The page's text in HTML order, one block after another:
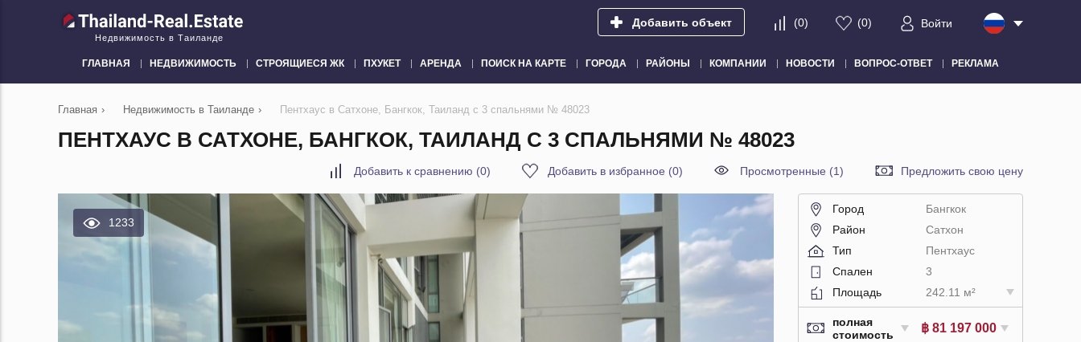
Недвижимость в Таиланде
Добавить объект (0) (0) Войти
ГЛАВНАЯ НЕДВИЖИМОСТЬ СТРОЯЩИЕСЯ ЖК ПХУКЕТ АРЕНДА ПОИСК НА КАРТЕ ГОРОДА РАЙОНЫ КОМПАНИИ НОВОСТИ ВОПРОС-ОТВЕТ РЕКЛАМА
Главная › Недвижимость в Таиланде › Пентхаус в Сатхоне, Бангкок, Таиланд с 3 спальнями № 48023
ПЕНТХАУС В САТХОНЕ, БАНГКОК, ТАИЛАНД С 3 СПАЛЬНЯМИ № 48023
Добавить к сравнению (0) Добавить в избранное (0) Просмотренные (1) Предложить свою цену
1233
Город
Бангкок
Район
Сатхон
Тип
Пентхаус
Спален
3
Площадь
242.11 м²
полная
стоимость
฿ 81 197 000